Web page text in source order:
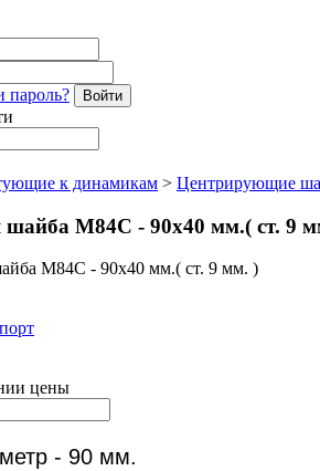
пароль?
к динамикам > Центрирующие
M84C - 90х40 мм.( ст. 9
цены
- 90 мм.